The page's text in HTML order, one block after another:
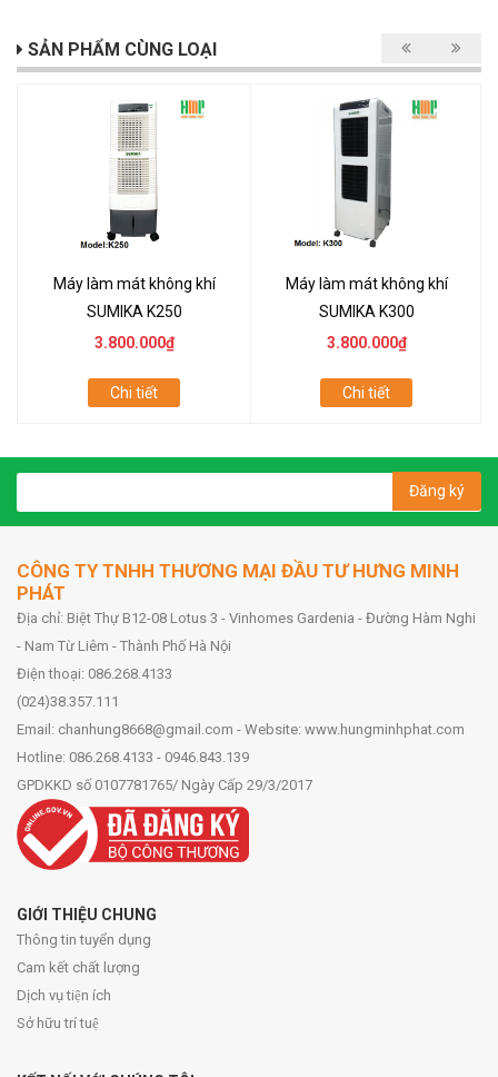
SẢN PHẨM CÙNG LOẠI
Máy làm mát không khí
SUMIKA K250
3.800.000₫
Chi tiết
Máy làm mát không khí
SUMIKA K300
3.800.000₫
Chi tiết
Đăng ký
CÔNG TY TNHH THƯƠNG MẠI ĐẦU TƯ HƯNG MINH
PHÁT
Địa chỉ: Biệt Thự B12-08 Lotus 3 - Vinhomes Gardenia - Đường Hàm Nghi
- Nam Từ Liêm - Thành Phố Hà Nội
Điện thoại: 086.268.4133
(024)38.357.111
Email: chanhung8668@gmail.com - Website: www.hungminhphat.com
Hotline: 086.268.4133 - 0946.843.139
GPDKKD số 0107781765/ Ngày Cấp 29/3/2017
GIỚI THIỆU CHUNG
Thông tin tuyển dụng
Cam kết chất lượng
Dịch vụ tiện ích
Sở hữu trí tuệ